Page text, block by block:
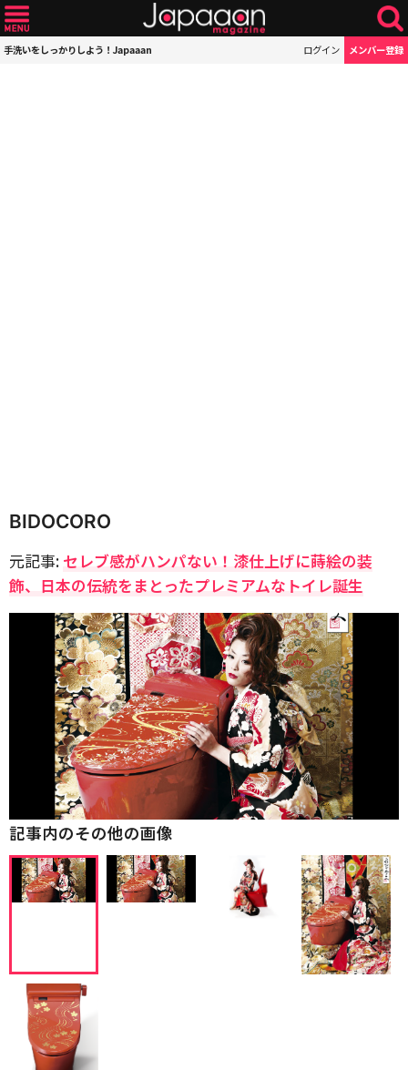
手洗いをしっかりしよう！Japaaan ログイン メンバー登録
BIDOCORO
元記事: セレブ感がハンパない！漆仕上げに蒔絵の装
飾、日本の伝統をまとったプレミアムなトイレ誕生
記事内のその他の画像